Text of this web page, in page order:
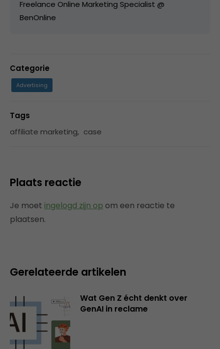
Freelance Online Marketing Specialist @
BenOnline
Categorie
Advertising
Tags
affiliate marketing, case
Plaats reactie
Je moet ingelogd zijn op om een reactie te
plaatsen.
Gerelateerde artikelen
Wat Gen Z écht denkt over
GenAI in reclame